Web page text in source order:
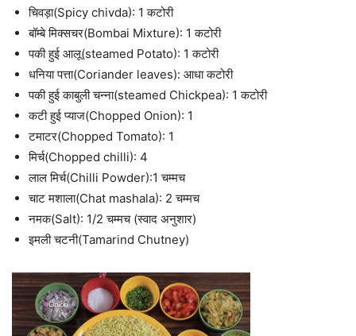
चिवड़ा(Spicy chivda): 1 कटोरी
बॉम्बे मिक्सचर(Bombai Mixture): 1 कटोरी
पकी हुई आलू(steamed Potato): 1 कटोरी
धनिया पत्ता(Coriander leaves): आधा कटोरी
पकी हुई काबुली चन्ना(steamed Chickpea): 1 कटोरी
कटी हुई प्याज(Chopped Onion): 1
टमाटर(Chopped Tomato): 1
मिर्च(Chopped chilli): 4
लाल मिर्च(Chilli Powder):1 चम्मच
चाट मशाला(Chat mashala): 2 चम्मच
नमक(Salt): 1/2 चम्मच (स्वाद अनुशार)
इमली चटनी(Tamarind Chutney)